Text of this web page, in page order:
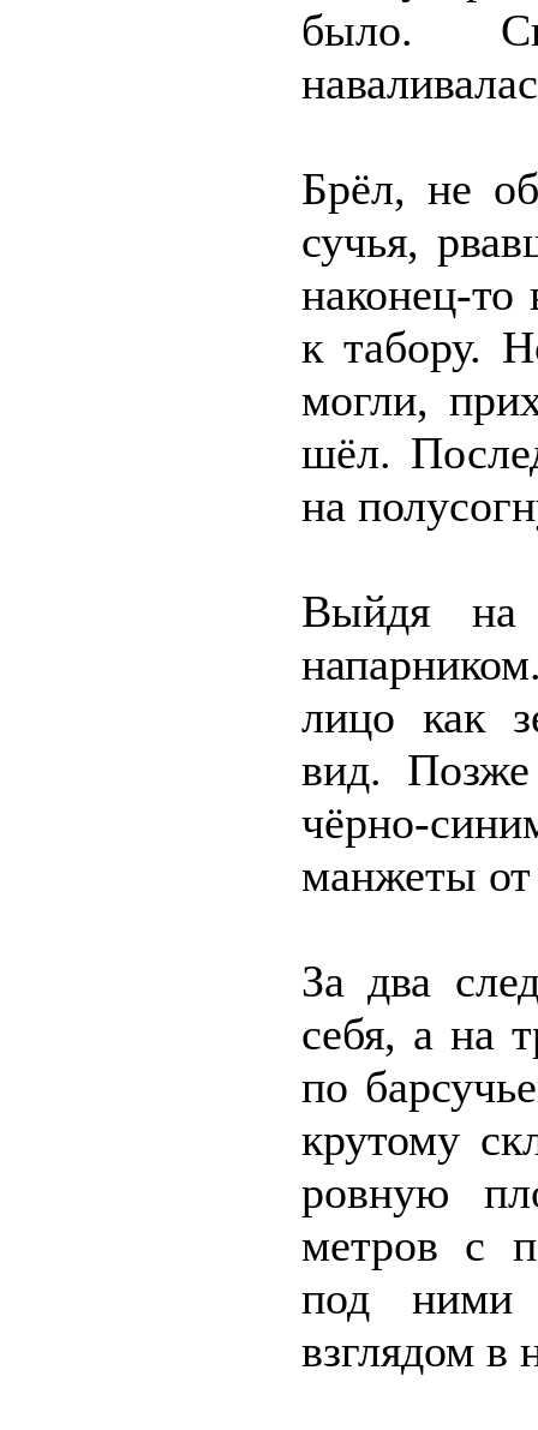
было.
Брёл, не
сучья,
наконец-
к табору.
могли,
шёл.
на
Выйдя на
лицо как
вид.
чёрно-
манжеты от
За два
себя, а на
по
крутому
ровную
метров с
под ними
взглядом в